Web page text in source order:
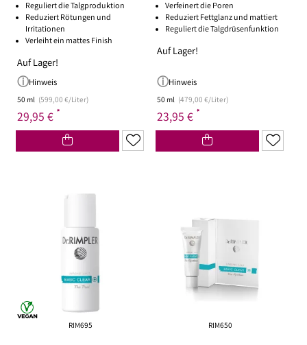
Reguliert die Talgproduktion
Reduziert Rötungen und
Irritationen
Verleiht ein mattes Finish
Auf Lager!
Hinweis
50 ml (599,00 €/Liter)
29,95 € *
Verfeinert die Poren
Reduziert Fettglanz und mattiert
Reguliert die Talgdrüsenfunktion
Auf Lager!
Hinweis
50 ml (479,00 €/Liter)
23,95 € *
RIM695 RIM650